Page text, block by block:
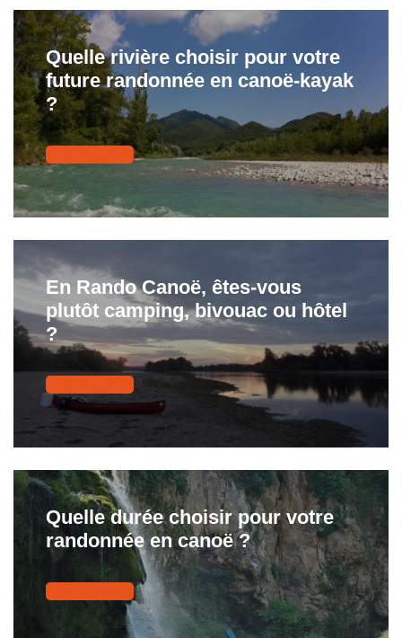
Quelle rivière choisir pour votre
future randonnée en canoë-kayak
?
Lire le guide
En Rando Canoë, êtes-vous
plutôt camping, bivouac ou hôtel
?
Lire le guide
Quelle durée choisir pour votre
randonnée en canoë ?
Lire le guide